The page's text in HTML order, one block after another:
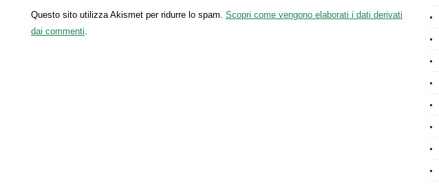
Questo sito utilizza Akismet per ridurre lo spam. Scopri come vengono elaborati i dati derivati
dai commenti